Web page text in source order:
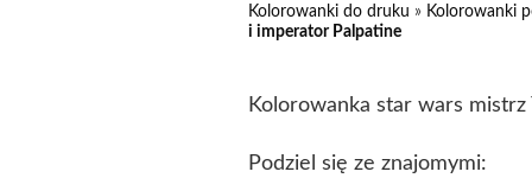
Kolorowanki do druku » Kolorowanki
i imperator Palpatine
Kolorowanka star wars
Podziel się ze znajomymi: